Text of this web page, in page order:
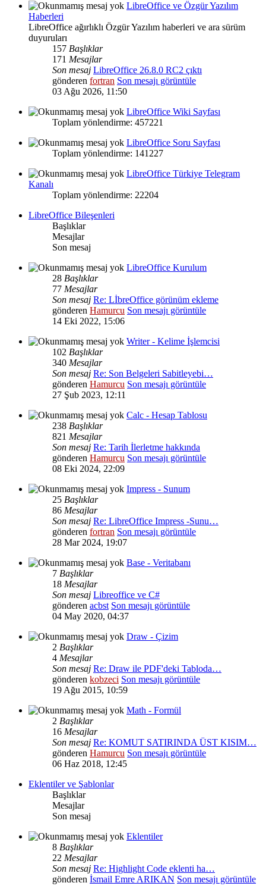
LibreOffice ve Özgür Yazılım
Haberleri
LibreOffice ağırlıklı Özgür Yazılım haberleri ve ara sürüm
duyuruları
157 Başlıklar
171 Mesajlar
Son mesaj LibreOffice 26.8.0 RC2 çıktı
gönderen fortran Son mesajı görüntüle
03 Ağu 2026, 11:50
LibreOffice Wiki Sayfası
Toplam yönlendirme: 457221
LibreOffice Soru Sayfası
Toplam yönlendirme: 141227
LibreOffice Türkiye Telegram
Kanalı
Toplam yönlendirme: 22204
LibreOffice Bileşenleri
Başlıklar
Mesajlar
Son mesaj
LibreOffice Kurulum
28 Başlıklar
77 Mesajlar
Son mesaj Re: LİbreOffice görünüm ekleme
gönderen Hamurcu Son mesajı görüntüle
14 Eki 2022, 15:06
Writer - Kelime İşlemcisi
102 Başlıklar
340 Mesajlar
Son mesaj Re: Son Belgeleri Sabitleyebi…
gönderen Hamurcu Son mesajı görüntüle
27 Şub 2023, 12:11
Calc - Hesap Tablosu
238 Başlıklar
821 Mesajlar
Son mesaj Re: Tarih İlerletme hakkında
gönderen Hamurcu Son mesajı görüntüle
08 Eki 2024, 22:09
Impress - Sunum
25 Başlıklar
86 Mesajlar
Son mesaj Re: LibreOffice Impress -Sunu…
gönderen fortran Son mesajı görüntüle
28 Mar 2024, 19:07
Base - Veritabanı
7 Başlıklar
18 Mesajlar
Son mesaj Libreoffice ve C#
gönderen acbst Son mesajı görüntüle
04 May 2020, 04:37
Draw - Çizim
2 Başlıklar
4 Mesajlar
Son mesaj Re: Draw ile PDF'deki Tabloda…
gönderen kobzeci Son mesajı görüntüle
19 Ağu 2015, 10:59
Math - Formül
2 Başlıklar
16 Mesajlar
Son mesaj Re: KOMUT SATIRINDA ÜST KISIM…
gönderen Hamurcu Son mesajı görüntüle
06 Haz 2018, 12:45
Eklentiler ve Şablonlar
Başlıklar
Mesajlar
Son mesaj
Eklentiler
8 Başlıklar
22 Mesajlar
Son mesaj Re: Highlight Code eklenti ha…
gönderen İsmail Emre ARIKAN Son mesajı görüntüle